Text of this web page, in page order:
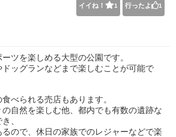
イイね！ 1 行ったよ 1
ツを楽しめる大型の公園です。
ッグランなどまで楽しむことが可能で
べられる売店もあります。
自然を楽しむ他、都内でも有数の遺跡な
、
ので、休日の家族でのレジャーなどで楽